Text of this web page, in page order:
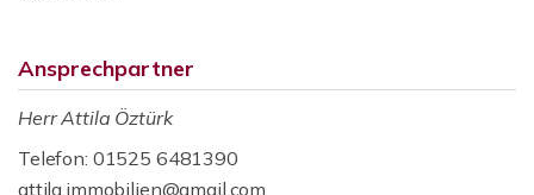
Ansprechpartner
Herr Attila Öztürk
Telefon: 01525 6481390
attila.immobilien@gmail.com